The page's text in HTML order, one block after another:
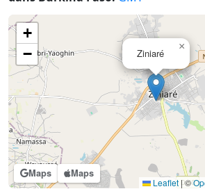
Maps Maps
Ziniaré
×
+
−
Leaflet |©